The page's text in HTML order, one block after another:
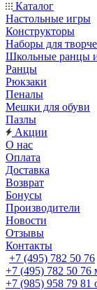
Каталог
Настольные игры
Конструкторы
Наборы для
Школьные ранцы
Ранцы
Рюкзаки
Пеналы
Мешки для обуви
Пазлы
Акции
О нас
Оплата
Доставка
Возврат
Бонусы
Производители
Новости
Отзывы
Контакты
+7 (495) 782 50 76
+7 (495) 782 50 76
+7 (985) 958 79 81